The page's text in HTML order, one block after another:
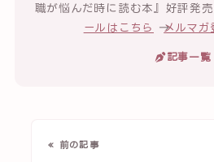
職が悩んだ時に読む本』好評発
ールはこちら
→メルマガ
記事一覧
« 前の記事